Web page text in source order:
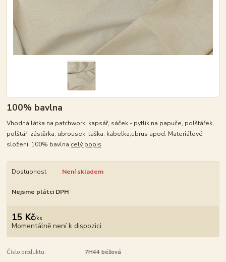
100% bavlna
Vhodná látka na patchwork, kapsář, sáček - pytlík na papuče, polštářek,
polštář, zástěrka, ubrousek, taška, kabelka,ubrus apod. Materiálové
složení: 100% bavlna celý popis
Dostupnost Není skladem
Nejsme plátci DPH
15 Kč/ks
Momentálně není k dispozici
Číslo produktu: 7H44 béžová